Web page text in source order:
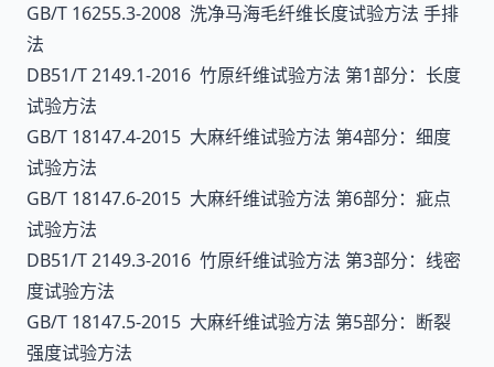
GB/T 16255.3-2008 洗净马海毛纤维长度试验方法 手排
法
DB51/T 2149.1-2016 竹原纤维试验方法 第1部分：长度
试验方法
GB/T 18147.4-2015 大麻纤维试验方法 第4部分：细度
试验方法
GB/T 18147.6-2015 大麻纤维试验方法 第6部分：疵点
试验方法
DB51/T 2149.3-2016 竹原纤维试验方法 第3部分：线密
度试验方法
GB/T 18147.5-2015 大麻纤维试验方法 第5部分：断裂
强度试验方法